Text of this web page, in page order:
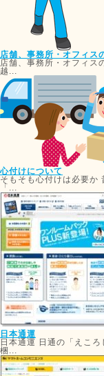
店舗、事務所・オフィス
店舗、事務所・オフィス
越...
心付けについて
そもそも心付けは必要か
「...
日本通運
日本通運 日通の「えこ
梱...